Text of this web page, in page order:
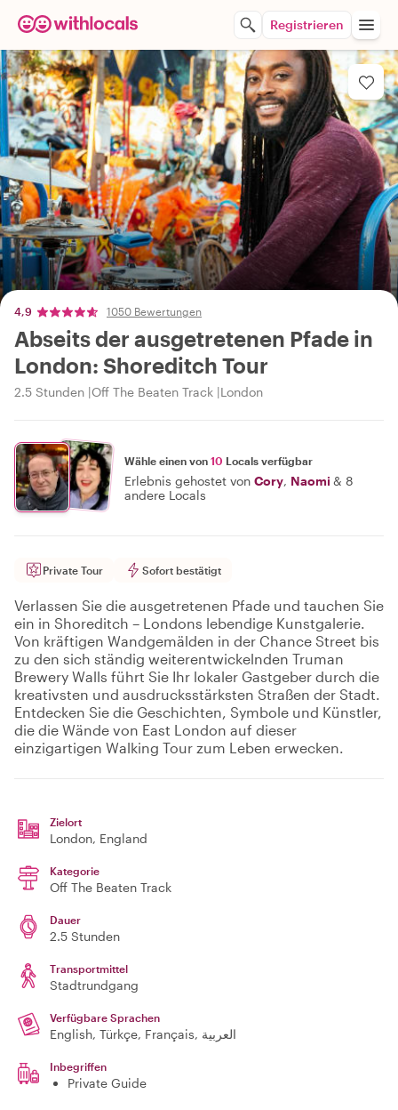
Registrieren
4,9 1050 Bewertungen
Abseits der ausgetretenen Pfade in
London: Shoreditch Tour
2.5 Stunden Off The Beaten Track London
Wähle einen von 10 Locals verfügbar
Erlebnis gehostet von Cory, Naomi & 8
andere Locals
Private Tour Sofort bestätigt
Verlassen Sie die ausgetretenen Pfade und tauchen Sie
ein in Shoreditch – Londons lebendige Kunstgalerie.
Von kräftigen Wandgemälden in der Chance Street bis
zu den sich ständig weiterentwickelnden Truman
Brewery Walls führt Sie Ihr lokaler Gastgeber durch die
kreativsten und ausdrucksstärksten Straßen der Stadt.
Entdecken Sie die Geschichten, Symbole und Künstler,
die die Wände von East London auf dieser
einzigartigen Walking Tour zum Leben erwecken.
Zielort
London, England
Kategorie
Off The Beaten Track
Dauer
2.5 Stunden
Transportmittel
Stadtrundgang
Verfügbare Sprachen
English, Türkçe, Français, العربية
Inbegriffen
Private Guide